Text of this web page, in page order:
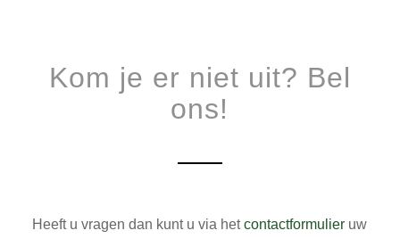
Kom je er niet uit? Bel
ons!
Heeft u vragen dan kunt u via hetcontactformulier uw